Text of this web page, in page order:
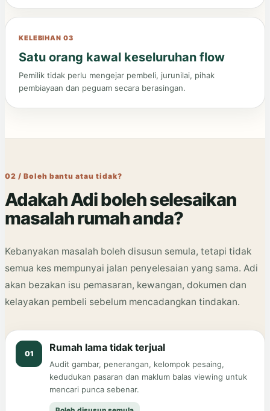
KELEBIHAN 03
Satu orang kawal keseluruhan flow
Pemilik tidak perlu mengejar pembeli, jurunilai, pihak
pembiayaan dan peguam secara berasingan.
02 / Boleh bantu atau tidak?
Adakah Adi boleh selesaikan
masalah rumah anda?
Kebanyakan masalah boleh disusun semula, tetapi tidak
semua kes mempunyai jalan penyelesaian yang sama. Adi
akan bezakan isu pemasaran, kewangan, dokumen dan
kelayakan pembeli sebelum mencadangkan tindakan.
01
Rumah lama tidak terjual
Audit gambar, penerangan, kelompok pesaing,
kedudukan pasaran dan maklum balas viewing untuk
mencari punca sebenar.